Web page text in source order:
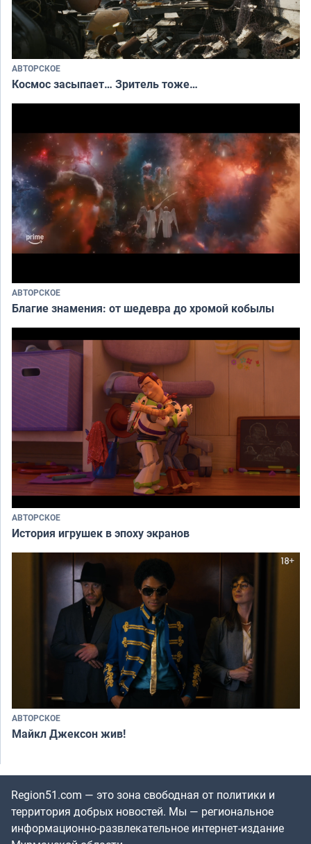
АВТОРСКОЕ
Космос засыпает… Зритель тоже…
АВТОРСКОЕ
Благие знамения: от шедевра до хромой кобылы
АВТОРСКОЕ
История игрушек в эпоху экранов
АВТОРСКОЕ
Майкл Джексон жив!
Region51.com — это зона свободная от политики и
территория добрых новостей. Мы — региональное
информационно-развлекательное интернет-издание